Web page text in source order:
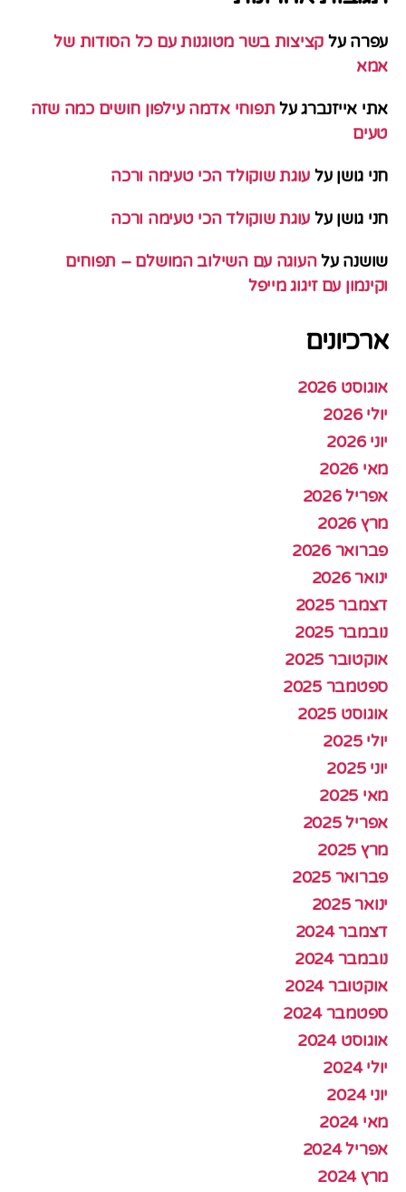
עפרה על קציצות בשר מטוגנות עם כל הסודות של
אמא
אתי אייזנברגעל תפוחי אדמה עילפון חושים כמה שזה
טעים
חני גושן על עוגת שוקולד הכי טעימה ורכה
חני גושן על עוגת שוקולד הכי טעימה ורכה
שושנה עלהעוגה עם השילוב המושלם – תפוחים
וקינמון עם זיגוג מייפל
ארכיונים
אוגוסט 2026
יולי 2026
יוני 2026
מאי 2026
אפריל 2026
מרץ 2026
פברואר 2026
ינואר 2026
דצמבר 2025
נובמבר 2025
אוקטובר 2025
ספטמבר 2025
אוגוסט 2025
יולי 2025
יוני 2025
מאי 2025
אפריל 2025
מרץ 2025
פברואר 2025
ינואר 2025
דצמבר 2024
נובמבר 2024
אוקטובר 2024
ספטמבר 2024
אוגוסט 2024
יולי 2024
יוני 2024
מאי 2024
אפריל 2024
מרץ 2024